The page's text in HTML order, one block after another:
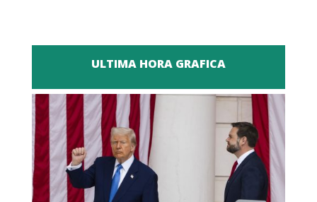
ULTIMA HORA GRAFICA